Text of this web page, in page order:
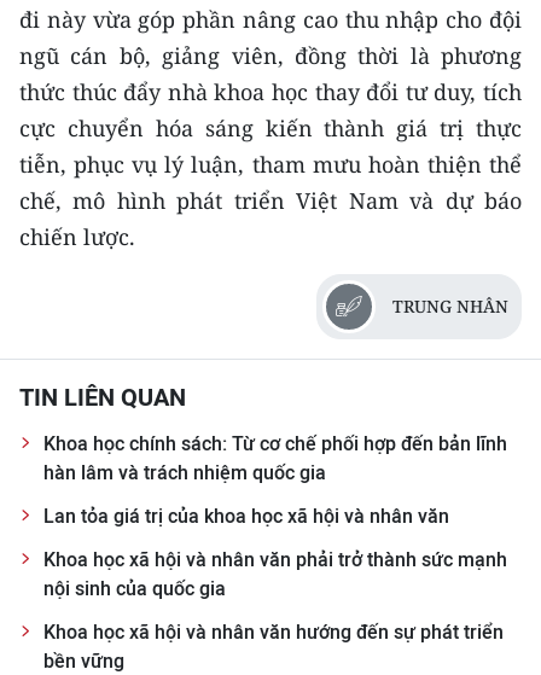
đi này vừa góp phần nâng cao thu nhập cho đội
ngũ cán bộ, giảng viên, đồng thời là phương
thức thúc đẩy nhà khoa học thay đổi tư duy, tích
cực chuyển hóa sáng kiến thành giá trị thực
tiễn, phục vụ lý luận, tham mưu hoàn thiện thể
chế, mô hình phát triển Việt Nam và dự báo
chiến lược.
TRUNG NHÂN
TIN LIÊN QUAN
Khoa học chính sách: Từ cơ chế phối hợp đến bản lĩnh
hàn lâm và trách nhiệm quốc gia
Lan tỏa giá trị của khoa học xã hội và nhân văn
Khoa học xã hội và nhân văn phải trở thành sức mạnh
nội sinh của quốc gia
Khoa học xã hội và nhân văn hướng đến sự phát triển
bền vững